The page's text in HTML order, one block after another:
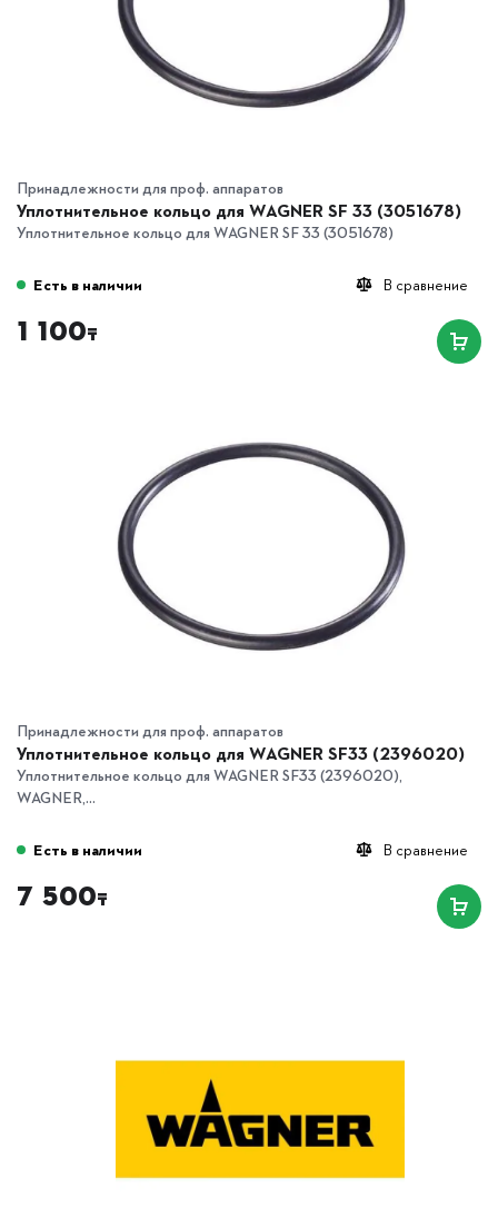
Принадлежности для проф. аппаратов
Уплотнительное кольцо для WAGNER SF 33 (3051678)
Уплотнительное кольцо для WAGNER SF 33 (3051678)
В сравнение
Есть в наличии
1 100₸
Принадлежности для проф. аппаратов
Уплотнительное кольцо для WAGNER SF33 (2396020)
Уплотнительное кольцо для WAGNER SF33 (2396020),
WAGNER,...
В сравнение
Есть в наличии
7 500₸